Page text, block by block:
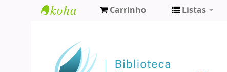
Agamenon
Magalhães
Carrinho Listas